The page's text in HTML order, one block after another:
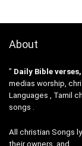
About
” Daily Bible
medias worship,
Languages , Tamil
songs .
All christian Songs
their owners, and